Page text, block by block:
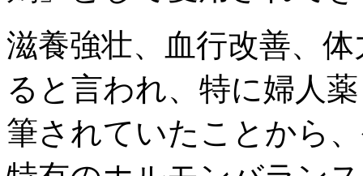
滋養強壮、血行改善、
ると言われ、特に婦人
筆されていたことから